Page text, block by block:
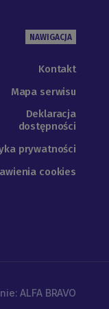
NAWIGACJA
Kontakt
Mapa serwisu
Deklaracja
dostępności
prywatności
cookies
ALFA BRAVO